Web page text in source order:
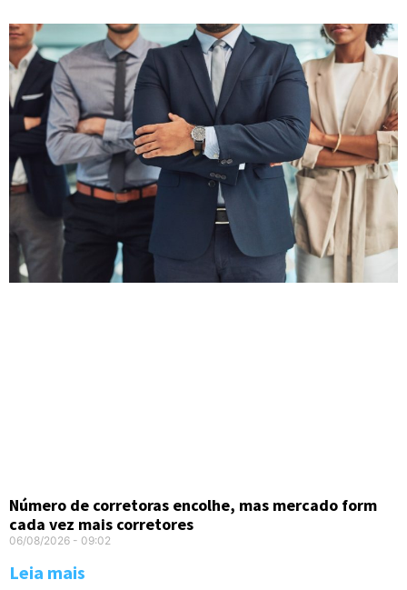
Número de corretoras encolhe, mas mercado form
cada vez mais corretores
06/08/2026 09:02
Leia mais